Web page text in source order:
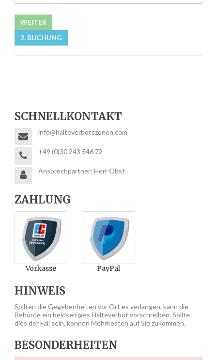
WEITER
2. BUCHUNG
SCHNELLKONTAKT
info@halteverbotszonen.com
+49 (0)30 243 546 72
Ansprechpartner: Herr Obst
ZAHLUNG
Vorkasse PayPal
HINWEIS
Sollten die Gegebenheiten vor Ort es verlangen, kann die
Behörde ein beidseitiges Halteverbot vorschreiben. Sollte
dies der Fall sein, können Mehrkosten auf Sie zukommen.
BESONDERHEITEN